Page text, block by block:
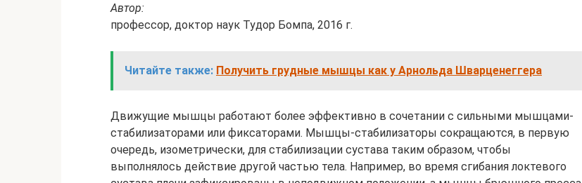
Автор:
профессор, доктор наук Тудор Бомпа, 2016 г.
Читайте также: Получить грудные мышцы как у Арнольда Шварценеггера
Движущие мышцы работают более эффективно в сочетании с сильными мышцами-
стабилизаторами или фиксаторами. Мышцы-стабилизаторы сокращаются, в первую
очередь, изометрически, для стабилизации сустава таким образом, чтобы
выполнялось действие другой частью тела. Например, во время сгибания локтевого